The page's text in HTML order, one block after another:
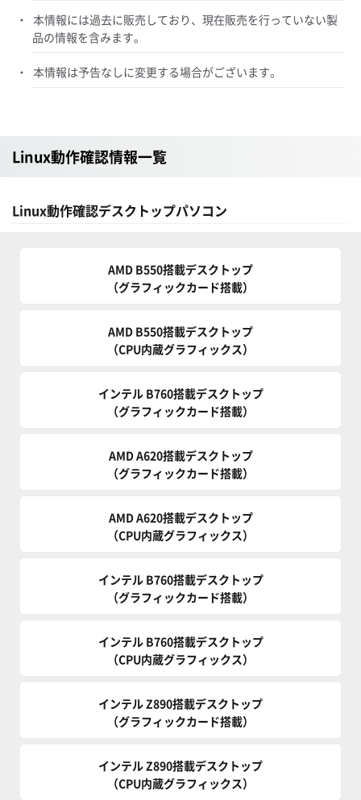
本情報には過去に販売しており、現在販売を行っていない製
品の情報を含みます。
本情報は予告なしに変更する場合がございます。
Linux動作確認情報一覧
Linux動作確認デスクトップパソコン
AMD B550搭載デスクトップ
（グラフィックカード搭載）
AMD B550搭載デスクトップ
（CPU内蔵グラフィックス）
インテル B760搭載デスクトップ
（グラフィックカード搭載）
AMD A620搭載デスクトップ
（グラフィックカード搭載）
AMD A620搭載デスクトップ
（CPU内蔵グラフィックス）
インテル B760搭載デスクトップ
（グラフィックカード搭載）
インテル B760搭載デスクトップ
（CPU内蔵グラフィックス）
インテル Z890搭載デスクトップ
（グラフィックカード搭載）
インテル Z890搭載デスクトップ
（CPU内蔵グラフィックス）